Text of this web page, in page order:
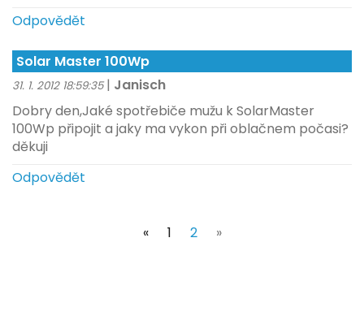
Odpovědět
Solar Master 100Wp
31. 1. 2012 18:59:35 | Janisch
Dobry den,Jaké spotřebiče mužu k SolarMaster
100Wp připojit a jaky ma vykon při oblačnem počasi?
děkuji
Odpovědět
« 1 2(current)
»